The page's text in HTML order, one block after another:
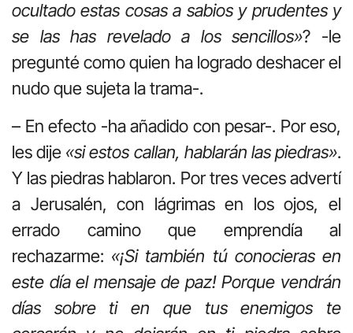
ocultado estas cosas a sabios y prudentes y
se las has revelado a los sencillos»? -le
pregunté como quien ha logrado deshacer el
nudo que sujeta la trama-.
– En efecto -ha añadido con pesar-. Por eso,
les dije «si estos callan, hablarán las piedras».
Y las piedras hablaron. Por tres veces advertí
a Jerusalén, con lágrimas en los ojos, el
errado camino que emprendía al
rechazarme: «¡Si también tú conocieras en
este día el mensaje de paz! Porque vendrán
días sobre ti en que tus enemigos te